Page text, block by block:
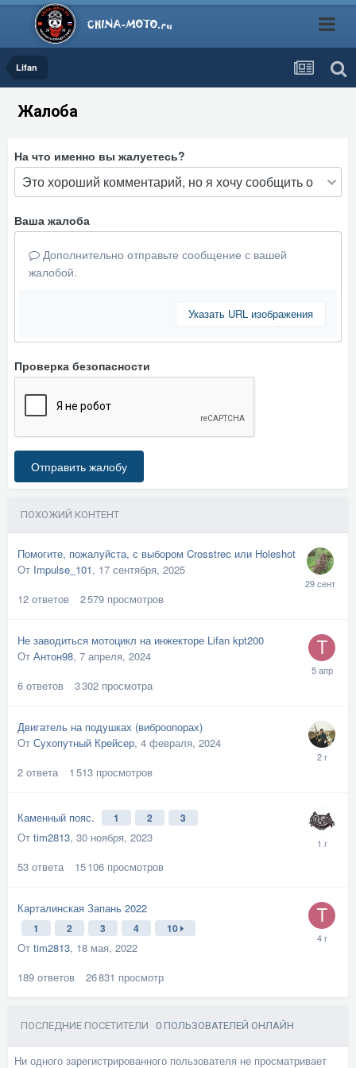
Lifan
Жалоба
На что именно вы жалуетесь?
Ваша жалоба
Дополнительно отправьте сообщение с вашей
жалобой.
Указать URL изображения
Проверка безопасности
Отправить жалобу
ПОХОЖИЙ КОНТЕНТ
Помогите, пожалуйста, с выбором Crosstrec или Holeshot
От Impulse_101, 17 сентября, 2025
12 ответов 2 579 просмотров
Не заводиться мотоцикл на инжекторе Lifan kpt200
От Антон98, 7 апреля, 2024
6 ответов 3 302 просмотра
Двигатель на подушках (виброопорах)
От Сухопутный Крейсер, 4 февраля, 2024
2 ответа 1 513 просмотров
Каменный пояс. 1 2 3
От tim2813, 30 ноября, 2023
53 ответа 15 106 просмотров
Карталинская Запань 2022
1 2 3 4 10
От tim2813, 18 мая, 2022
189 ответов 26 831 просмотр
ПОСЛЕДНИЕ ПОСЕТИТЕЛИ 0 ПОЛЬЗОВАТЕЛЕЙ ОНЛАЙН
Ни одного зарегистрированного пользователя не просматривает